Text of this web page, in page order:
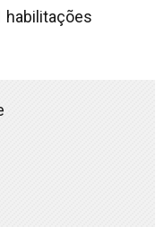
habilitações